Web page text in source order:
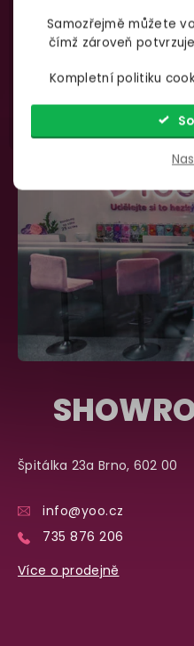
Samozřejmě můžete
čímž zároveň
Kompletní politiku
735 876 206
Špitálka 23a Brno, 602 00
info@yoo.cz
735 876 206
Více o prodejně